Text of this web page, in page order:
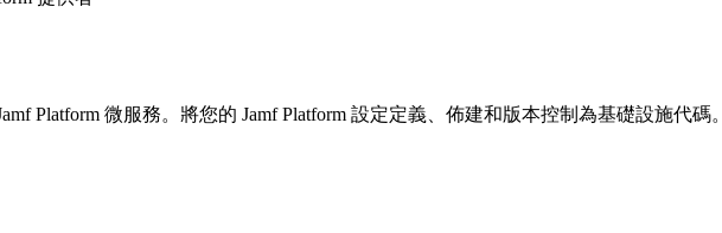
Platform 微服務。將您的 Jamf Platform 設定定義、佈建和版本控制為基礎設施代碼。